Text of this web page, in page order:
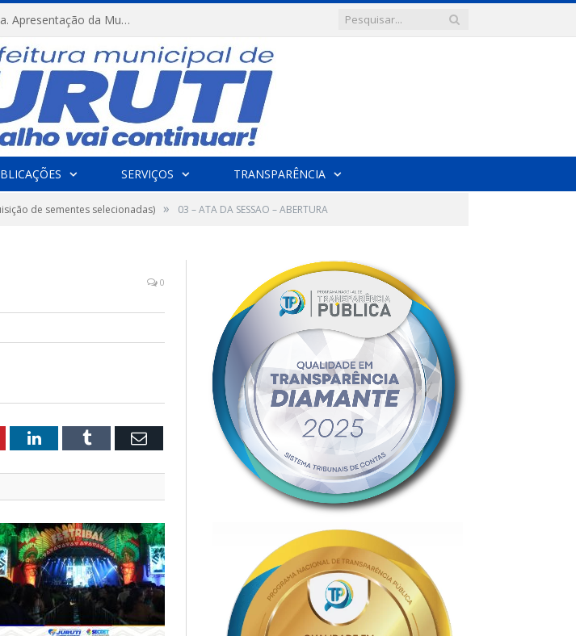
FESTRIBAL 2026 – No Coração da Amazônia. Apresentação da Munduruku.
SERVIÇOS TRANSPARÊNCIA
de sementes selecionadas) » 03 – ATA DA SESSAO – ABERTURA
0
LinkedInTumblr Email